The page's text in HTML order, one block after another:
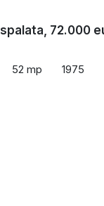
72.000
52 mp 1975